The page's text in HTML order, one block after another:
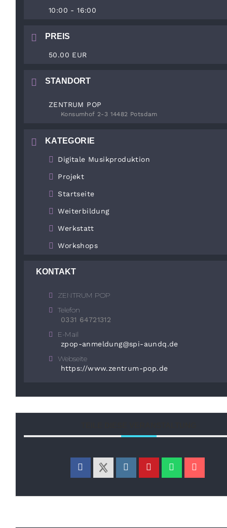
10:00 - 16:00
PREIS
50.00 EUR
STANDORT
ZENTRUM POP
Konsumhof 2-3 14482 Potsdam
KATEGORIE
Digitale Musikproduktion
Projekt
Startseite
Weiterbildung
Werkstatt
Workshops
KONTAKT
ZENTRUM POP
Telefon
0331 64721312
E-Mail
zpop-anmeldung@spi-aundq.de
Webseite
https://www.zentrum-pop.de